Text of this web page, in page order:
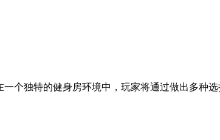
个独特的健身房环境中，玩家将通过做出多种